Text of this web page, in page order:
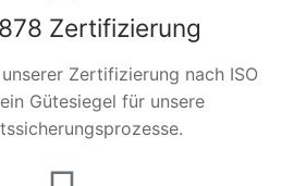
Zertifizierung
Zertifizierung nach ISO
Gütesiegel für unsere